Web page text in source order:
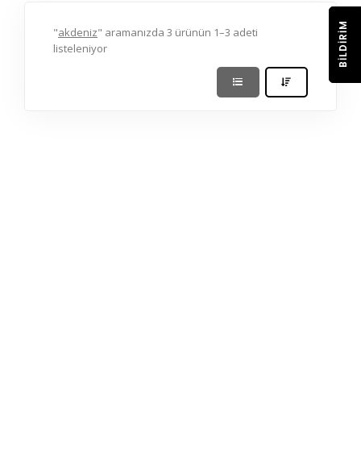
"akdeniz" aramanızda 3 ürünün 1–3 adeti
listeleniyor
BILDIRIM